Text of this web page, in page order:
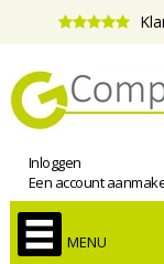
Inloggen
Een account
MENU